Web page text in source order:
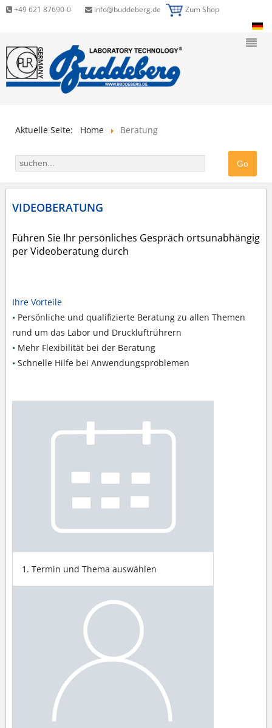
+49 621 87690-0 info@buddeberg.de Zum Shop
Aktuelle Seite: Home Beratung
VIDEOBERATUNG
Führen Sie Ihr persönliches Gespräch ortsunabhängig
per Videoberatung durch
Ihre Vorteile
• Persönliche und qualifizierte Beratung zu allen Themen
rund um das Labor und Druckluftrührern
• Mehr Flexibilität bei der Beratung
• Schnelle Hilfe bei Anwendungsproblemen
1. Termin und Thema auswählen